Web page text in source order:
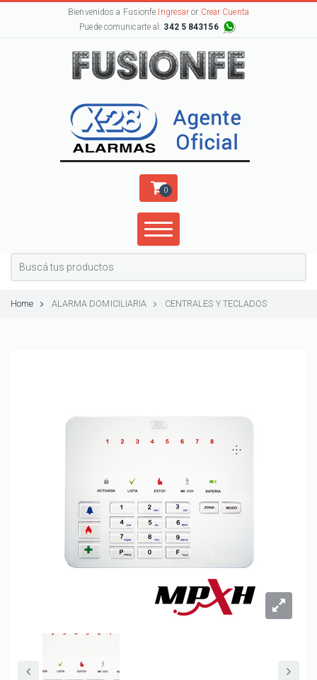
Bienvenidos a Fusionfe Ingresar or Crear Cuenta
Puede comunicarte al: 342 5 843156
0
Home ALARMA DOMICILIARIA CENTRALES Y TECLADOS